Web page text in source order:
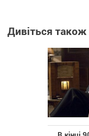
Дивіться також